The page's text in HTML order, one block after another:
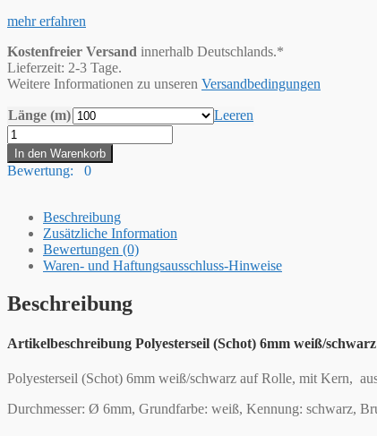
mehr erfahren
Kostenfreier Versand innerhalb Deutschlands.*
Lieferzeit: 2-3 Tage.
Weitere Informationen zu unseren Versandbedingungen
Länge (m)
Leeren
Hummelt®
Schot
Seil
Polyesterseil
weiß
schwarz
Menge
In den Warenkorb
Bewertung: 0
Beschreibung
Zusätzliche Information
Bewertungen (0)
Waren- und Haftungsausschluss-Hinweise
Beschreibung
Artikelbeschreibung Polyesterseil (Schot) 6mm weiß/
Polyesterseil (Schot) 6mm weiß/schwarz auf Rolle, mit Kern,
Durchmesser: Ø 6mm, Grundfarbe: weiß, Kennung: schwarz,